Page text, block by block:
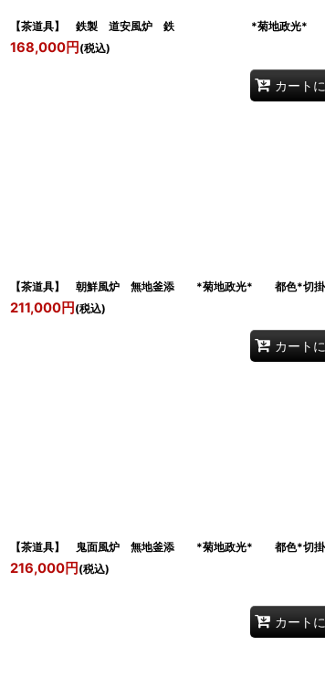
【茶道具】 鉄製 道安風炉 鉄 *菊地政光*
168,000円 (税込)
カート
【茶道具】 朝鮮風炉 無地釜添 *菊地政光* 都色*切掛
211,000円 (税込)
カート
【茶道具】 鬼面風炉 無地釜添 *菊地政光* 都色*切掛
216,000円 (税込)
カート